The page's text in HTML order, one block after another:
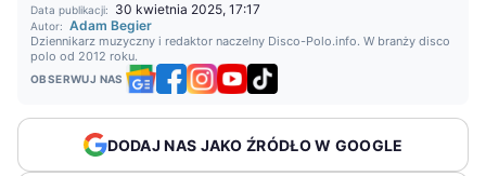
Data publikacji: 30 kwietnia 2025, 17:17
Autor: Adam Begier
Dziennikarz muzyczny i redaktor naczelny Disco-Polo.info. W branży disco
polo od 2012 roku.
OBSERWUJ NAS
DODAJ NAS JAKO ŹRÓDŁO W GOOGLE